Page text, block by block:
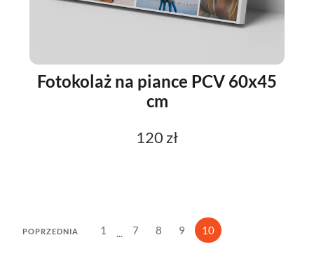
Fotokolaż na piance PCV 60x45
cm
120 zł
POPRZEDNIA 1 7 8 9 10